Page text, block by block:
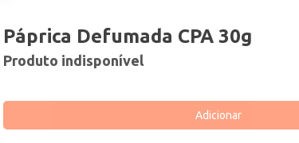
Páprica Defumada CPA 30g
Produto indisponível
Adicionar